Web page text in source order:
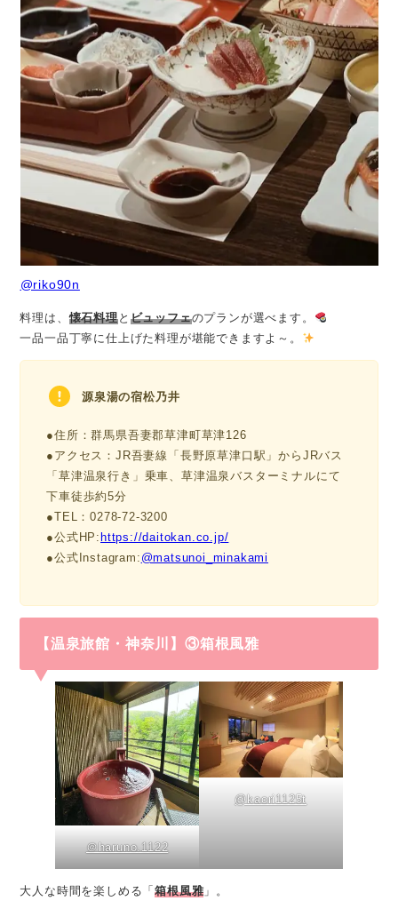
@riko90n
料理は、懐石料理と ビュッフェのプランが選べます。
一品一品丁寧に仕上げた料理が堪能できますよ～。
源泉湯の宿松乃井
●住所：群馬県吾妻郡草津町草津126
●アクセス：JR吾妻線「長野原草津口駅」からJRバス
「草津温泉行き」乗車、草津温泉バスターミナルにて
下車徒歩約5分
●TEL：0278-72-3200
●公式HP: https://daitokan.co.jp/
●公式Instagram: @matsunoi_minakami
【温泉旅館・神奈川】③箱根風雅
＠haruno.1122
@kaori1125t
大人な時間を楽しめる「箱根風雅 」。